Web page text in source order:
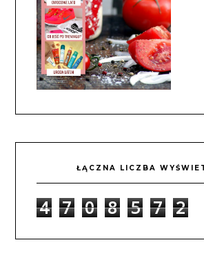
ŁĄCZNA LICZBA
4 7 0 8 5 7 2